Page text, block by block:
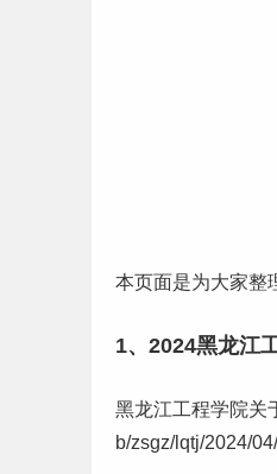
本页面是为大家整
1、2024黑龙江
黑龙江工程学院关
b/zsgz/lqtj/2024/